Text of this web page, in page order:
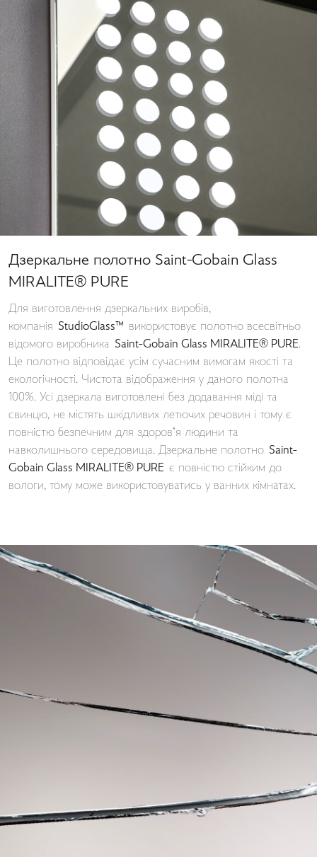
Дзеркальне полотно Saint-Gobain Glass
MIRALITE® PURE
Для виготовлення дзеркальних виробів,
компанія StudioGlass™ використовує полотно всесвітньо
відомого виробника Saint-Gobain Glass MIRALITE® PURE.
Це полотно відповідає усім сучасним вимогам якості та
екологічності. Чистота відображення у даного полотна
100%. Усі дзеркала виготовлені без додавання міді та
свинцю, не містять шкідливих летючих речовин і тому є
повністю безпечним для здоров’я людини та
навколишнього середовища. Дзеркальне полотно Saint-
Gobain Glass MIRALITE® PURE є повністю стійким до
вологи, тому може використовуватись у ванних кімнатах.